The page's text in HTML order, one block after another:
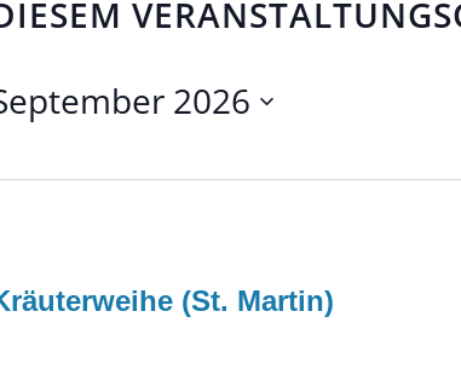
2026
(St. Martin)